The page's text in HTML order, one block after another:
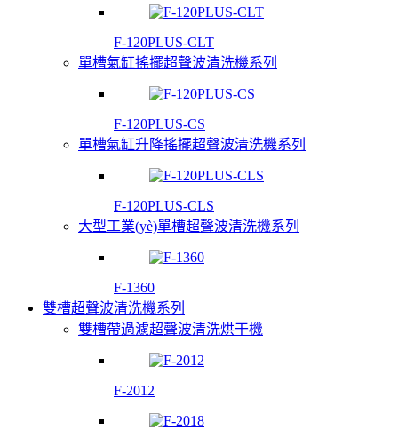
F-120PLUS-CLT
單槽氣缸搖擺超聲波清洗機系列
F-120PLUS-CS
單槽氣缸升降搖擺超聲波清洗機系列
F-120PLUS-CLS
大型工業(yè)單槽超聲波清洗機系列
F-1360
雙槽超聲波清洗機系列
雙槽帶過濾超聲波清洗烘干機
F-2012